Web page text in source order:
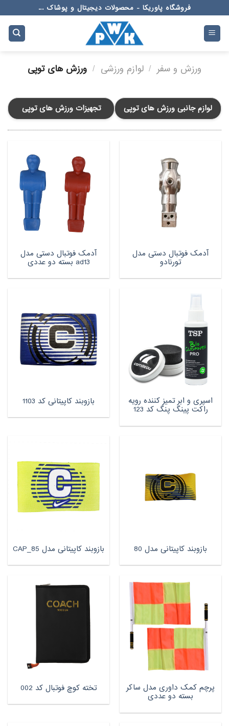
to
content
فروشگاه پاوریکا - محصولات دیجیتال و پوشاک ...
ورزش و سفر / لوازم ورزشی / ورزش های توپی
تجهیزات ورزش های توپی لوازم جانبی ورزش های توپی
آدمک فوتبال دستی مدل
تورنادو
آدمک فوتبال دستی مدل
ad13 بسته دو عددی
اسپری و ابر تمیز کننده رویه
راکت پینگ پنگ کد 123
بازوبند کاپیتانی کد 1103
بازوبند کاپیتانی مدل 80 بازوبند کاپیتانی مدل CAP_85
پرچم کمک داوری مدل ساکر
بسته دو عددی
تخته کوچ فوتبال کد 002